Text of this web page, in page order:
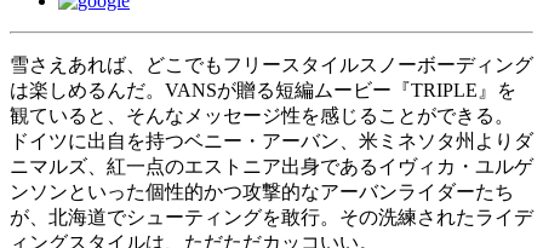
雪さえあれば、どこでもフリースタイルスノーボーディング
は楽しめるんだ。VANSが贈る短編ムービー『TRIPLE』を
観ていると、そんなメッセージ性を感じることができる。
ドイツに出自を持つベニー・アーバン、米ミネソタ州よりダ
ニマルズ、紅一点のエストニア出身であるイヴィカ・ユルゲ
ンソンといった個性的かつ攻撃的なアーバンライダーたち
が、北海道でシューティングを敢行。その洗練されたライデ
ィングスタイルは、ただただカッコいい。